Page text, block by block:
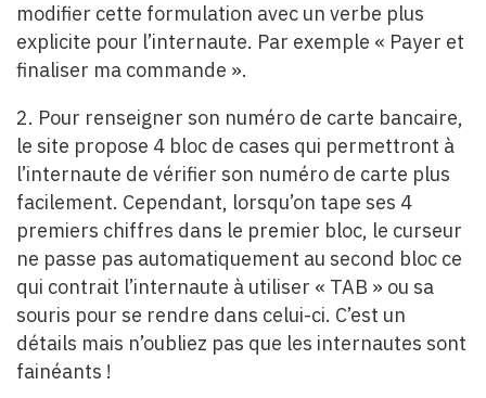
modifier cette formulation avec un verbe plus
explicite pour l’internaute. Par exemple « Payer et
finaliser ma commande ».
2. Pour renseigner son numéro de carte bancaire,
le site propose 4 bloc de cases qui permettront à
l’internaute de vérifier son numéro de carte plus
facilement. Cependant, lorsqu’on tape ses 4
premiers chiffres dans le premier bloc, le curseur
ne passe pas automatiquement au second bloc ce
qui contrait l’internaute à utiliser « TAB » ou sa
souris pour se rendre dans celui-ci. C’est un
détails mais n’oubliez pas que les internautes sont
fainéants !